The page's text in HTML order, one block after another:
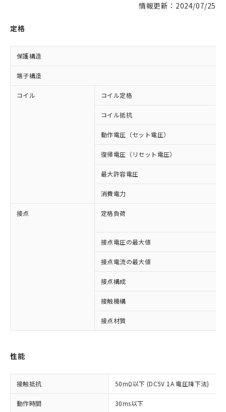
情報更新：2024/07/25
定格
保護構造
端子構造
コイル コイル定格
コイル抵抗
動作電圧（セット電圧）
復帰電圧（リセット電圧）
最大許容電圧
消費電力
接点 定格負荷
接点電圧の最大値
接点電流の最大値
接点構成
接触機構
接点材質
性能
接触抵抗 50mΩ以下 (DC5V 1A 電圧降下法)
動作時間 30ms以下
ご利用条件
対応予定：EU RoHS指令（10物質）の非含
有に対応した製品に切り替える予定のある
商品です。